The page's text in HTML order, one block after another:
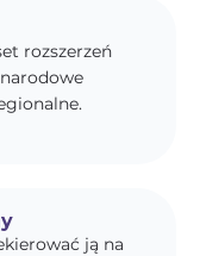
rozszerzeń
ją na